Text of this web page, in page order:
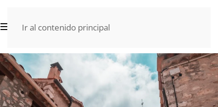
Ir al contenido principal